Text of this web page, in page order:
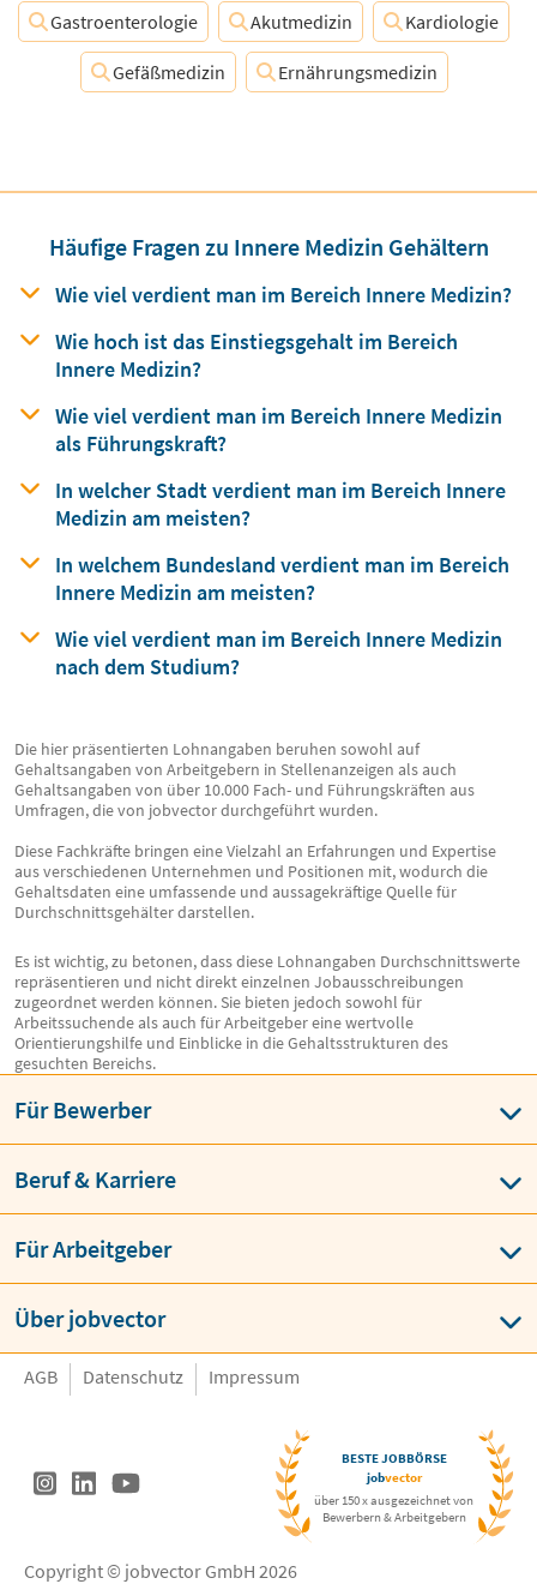
Gastroenterologie Akutmedizin Kardiologie
Gefäßmedizin Ernährungsmedizin
Häufige Fragen zu Innere Medizin Gehältern
Wie viel verdient man im Bereich Innere Medizin?
Wie hoch ist das Einstiegsgehalt im Bereich
Innere Medizin?
Wie viel verdient man im Bereich Innere Medizin
als Führungskraft?
In welcher Stadt verdient man im Bereich Innere
Medizin am meisten?
In welchem Bundesland verdient man im Bereich
Innere Medizin am meisten?
Wie viel verdient man im Bereich Innere Medizin
nach dem Studium?
Die hier präsentierten Lohnangaben beruhen sowohl auf
Gehaltsangaben von Arbeitgebern in Stellenanzeigen als auch
Gehaltsangaben von über 10.000 Fach- und Führungskräften aus
Umfragen, die von jobvector durchgeführt wurden.
Diese Fachkräfte bringen eine Vielzahl an Erfahrungen und Expertise
aus verschiedenen Unternehmen und Positionen mit, wodurch die
Gehaltsdaten eine umfassende und aussagekräftige Quelle für
Durchschnittsgehälter darstellen.
Es ist wichtig, zu betonen, dass diese Lohnangaben Durchschnittswerte
repräsentieren und nicht direkt einzelnen Jobausschreibungen
zugeordnet werden können. Sie bieten jedoch sowohl für
Arbeitssuchende als auch für Arbeitgeber eine wertvolle
Orientierungshilfe und Einblicke in die Gehaltsstrukturen des
gesuchten Bereichs.
Für Bewerber
Beruf & Karriere
Für Arbeitgeber
Über jobvector
AGB Datenschutz Impressum
BESTE JOBBÖRSE
jobvector
über 150 x ausgezeichnet von
Bewerbern & Arbeitgebern
Copyright © jobvector GmbH 2026